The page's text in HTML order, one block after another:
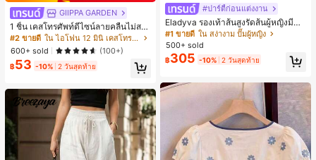
GIIPPA GARDEN
1 ชิ้น เคสโทรศัพท์ดีไซน์ลายคลื่นไม่สม
มาตรสำหรับ Phone 17 Pro Max, เหม
าะสำหรับ Phone 16 Pro Max, 15 Pro
Max, 14 Pro Max, เคสโทรศัพท์สไตล์เ
กาหลีและน่าสนใจ, เข้ากันได้กับ 11/12/
13/14/15/16 Pro Max Plus, ดีไซน์หรู
ขวัญในอุดมคติสำหรับคริสต์มาส, วันว
าเลนไทน์, อีสเตอร์, ฤดูแต่งงานและวันเ
กิดสำหรับแฟนสาว
#2 ขายดี
ใน ไอโฟน 12 มินิ เคสโทรศัพท์แฟชั่น
600+ sold
(100+)
฿53 -10% 2 วันสุดท้าย
#ปาร์ตี้ก่อนแต่งงาน
Eladyva รองเท้าส้นสูงรัดส้นผู้หญิงมีดอ
กไม้ประดับตาข่ายเสริมและสามารถสว
มได้สองแบบ ส้นสูง 7 ซม. รูปแบบโรมัน
หรูหรา ส้นเข็ม ลุคเทพนิยาย
#1 ขายดี ใน สง่างาม ปั๊มผู้หญิง
500+ sold
฿305 -10% 2 วันสุดท้าย